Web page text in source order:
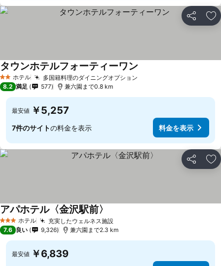
シェア お
2 ホテルのランク
ホテル 多国籍料理のダイニングオプション
タウンホテルフォーティーワン
8.2 満足 577 兼六園まで0.8 km
最安値 ￥5,257
7件のサイトの料金を表示 料金を表示
シェア お
3 ホテルのランク
ホテル 充実したウェルネス施設料金を表示
アパホテル〈金沢駅前〉
7.6 良い 9,326 兼六園まで2.3 km
最安値 ￥6,839